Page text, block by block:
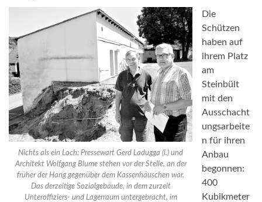
Nichts als ein Loch: Pressewart Gerd Ladugga (l.) und
Architekt Wolfgang Blume stehen vor der Stelle, an der
früher der Hang gegenüber dem Kassenhäuschen war.
Das derzeitige Sozialgebäude, in dem zurzeit
Unteroffiziers- und Lagerraum untergebracht, im
Die
Schützen
haben auf
ihrem Platz
am
Steinbült
mit den
Ausschacht
ungsarbeite
n für ihren
Anbau
begonnen:
400
Kubikmeter